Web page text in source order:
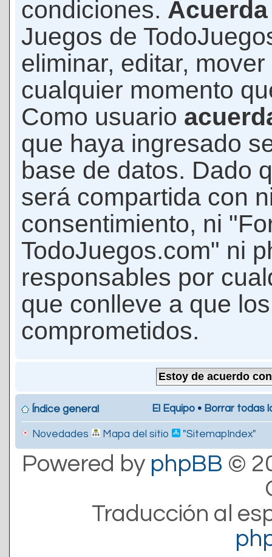
condiciones. Acuerda
Juegos de
eliminar, editar,
cualquier momento
Como usuario
que haya ingresado
base de datos. Dado
será compartida con
consentimiento, ni
TodoJuegos.com" ni
responsables por
que conlleve a que
comprometidos.
Índice general El Equipo • Borrar todas
Novedades Mapa del sitio "SitemapIndex"
Powered by phpBB ©
Traducción al